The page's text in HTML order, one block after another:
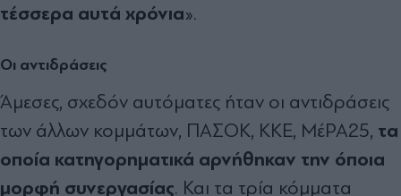
τέσσερα αυτά χρόνια».
Οι αντιδράσεις
Άμεσες, σχεδόν αυτόματες ήταν οι αντιδράσεις
των άλλων κομμάτων, ΠΑΣΟΚ, ΚΚΕ, ΜέΡΑ25, τα
οποία κατηγορηματικά αρνήθηκαν την όποια
μορφή συνεργασίας. Και τα τρία κόμματα